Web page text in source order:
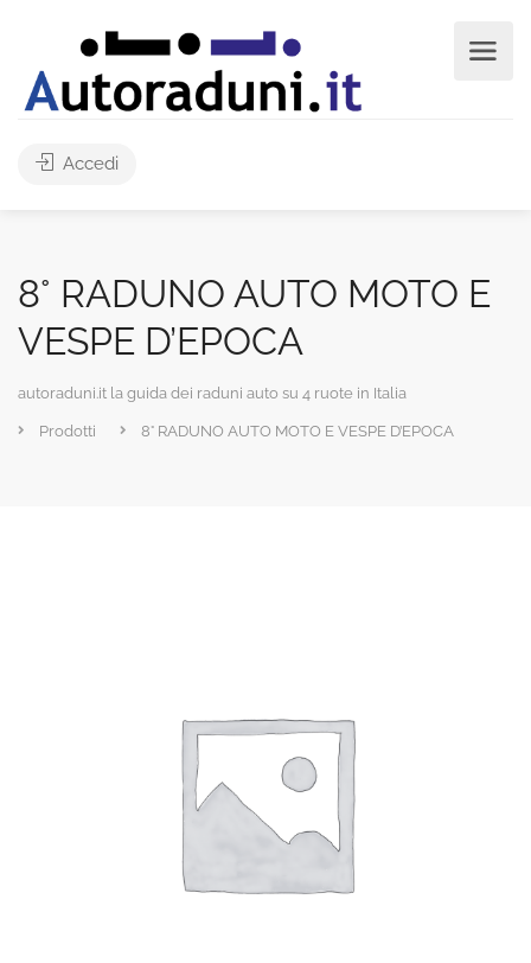
Accedi
8° RADUNO AUTO MOTO E
VESPE D’EPOCA
autoraduni.it la guida dei raduni auto su 4 ruote in Italia
Prodotti 8° RADUNO AUTO MOTO E VESPE D’EPOCA